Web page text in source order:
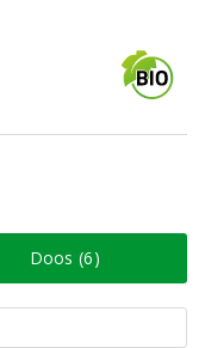
Doos (6)